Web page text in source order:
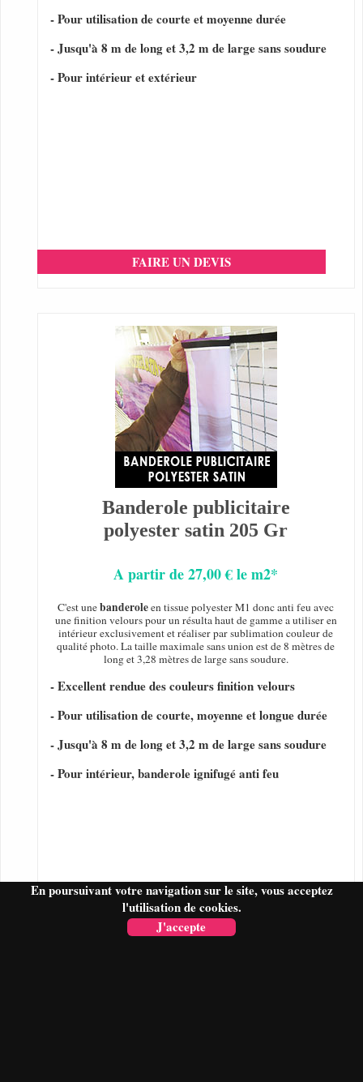
En poursuivant votre navigation sur le site, vous acceptez
l'utilisation de cookies.
J'accepte
- Pour utilisation de courte et moyenne durée
- Jusqu'à 8 m de long et 3,2 m de large sans soudure
- Pour intérieur et extérieur
FAIRE UN DEVIS
Banderole publicitaire
polyester satin 205 Gr
A partir de 27,00 € le m2*
C'est unebanderoleen tissue polyester M1 donc anti feu avec
une finition velours pour un résulta haut de gamme a utiliser en
intérieur exclusivement et réaliser par sublimation couleur de
qualité photo. La taille maximale sans union est de 8 mètres de
long et 3,28 mètres de large sans soudure.
- Excellent rendue des couleurs finition velours
- Pour utilisation de courte, moyenne et longue durée
- Jusqu'à 8 m de long et 3,2 m de large sans soudure
- Pour intérieur, banderole ignifugé anti feu